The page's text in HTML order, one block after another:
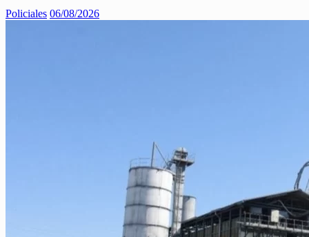
Policiales 06/08/2026